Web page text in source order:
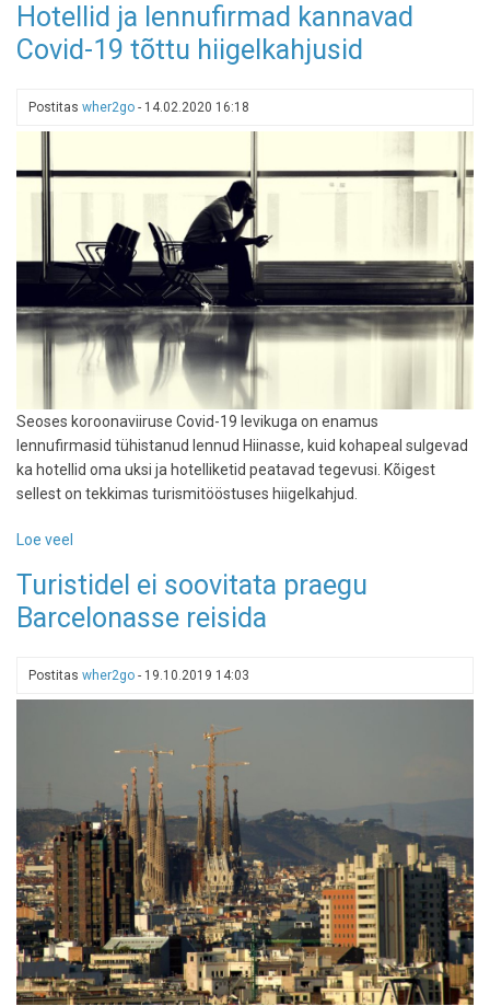
riikidest,
kuhu
lubatakse
Hotellid ja lennufirmad kannavad
Covid-19 tõttu hiigelkahjusid
Postitas wher2go - 14.02.2020 16:18
Seoses koroonaviiruse Covid-19 levikuga on enamus
lennufirmasid tühistanud lennud Hiinasse, kuid kohapeal sulgevad
ka hotellid oma uksi ja hotelliketid peatavad tegevusi. Kõigest
sellest on tekkimas turismitööstuses hiigelkahjud.
Loe veel
ja
lennufirmad
19
Turistidel ei soovitata praegu
Barcelonasse reisida
Postitas wher2go - 19.10.2019 14:03